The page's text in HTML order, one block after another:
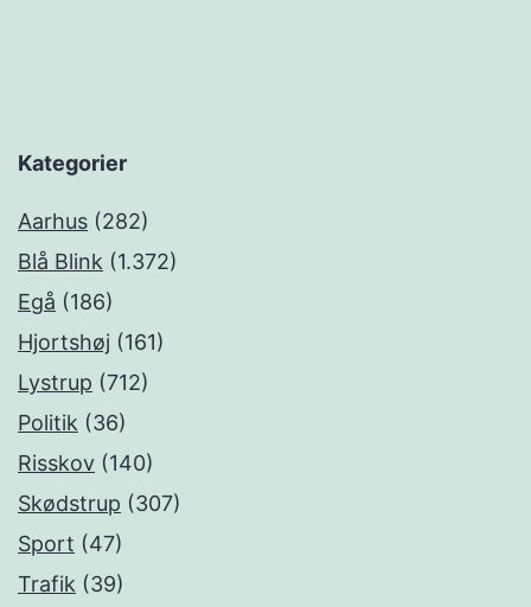
Kategorier
Aarhus (282)
Blå Blink (1.372)
Egå (186)
Hjortshøj (161)
Lystrup (712)
Politik (36)
Risskov (140)
Skødstrup (307)
Sport (47)
Trafik (39)